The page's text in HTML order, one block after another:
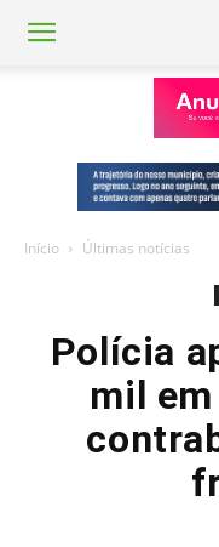
Início Últimas notícias
Polícia
mil